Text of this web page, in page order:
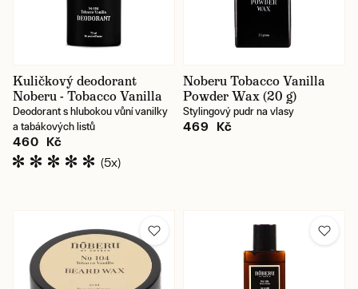
Kuličkový deodorant
Noberu - Tobacco Vanilla
Deodorant s hlubokou vůní vanilky
a tabákových listů
460 Kč
(5x)
Noberu Tobacco Vanilla
Powder Wax (20 g)
Stylingový pudr na vlasy
469 Kč